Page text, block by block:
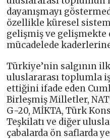
dayanışmayı
özellikle küresel
gelişmiş ve
mücadelede
Türkiye’nin salgının
uluslararası toplumla
ettiğini ifade eden
Birleşmiş Milletler,
G-20, MİKTA, Türk
Teşkilatı ve diğer
çabalarda ön saflarda